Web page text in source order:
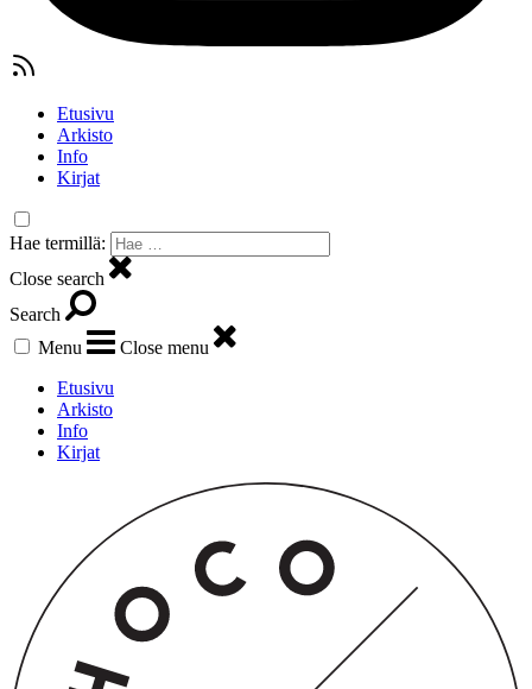
Etusivu
Arkisto
Info
Kirjat
Hae termillä:
Close search
Search
Menu
Close menu
Etusivu
Arkisto
Info
Kirjat